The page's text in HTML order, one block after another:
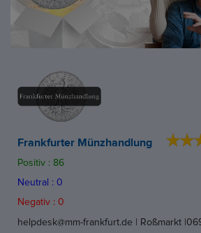
Frankfurter Münzhandlung
Positiv : 86
Neutral : 0
Negativ : 0
helpdesk@mm-frankfurt.de | Roßmarkt